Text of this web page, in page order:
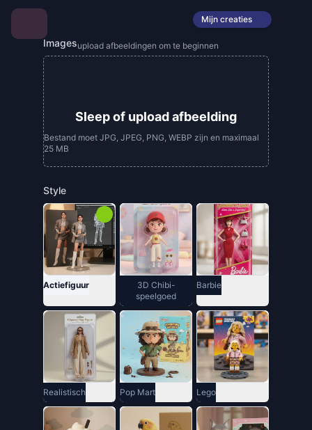
Mijn creaties
Imagesupload afbeeldingen om te beginnen
Sleep of upload afbeelding
Bestand moet JPG, JPEG, PNG, WEBP zijn en maximaal
25 MB
Style
Actiefiguur
3D Chibi-
speelgoed
Barbie
Realistisch Pop Mart Lego